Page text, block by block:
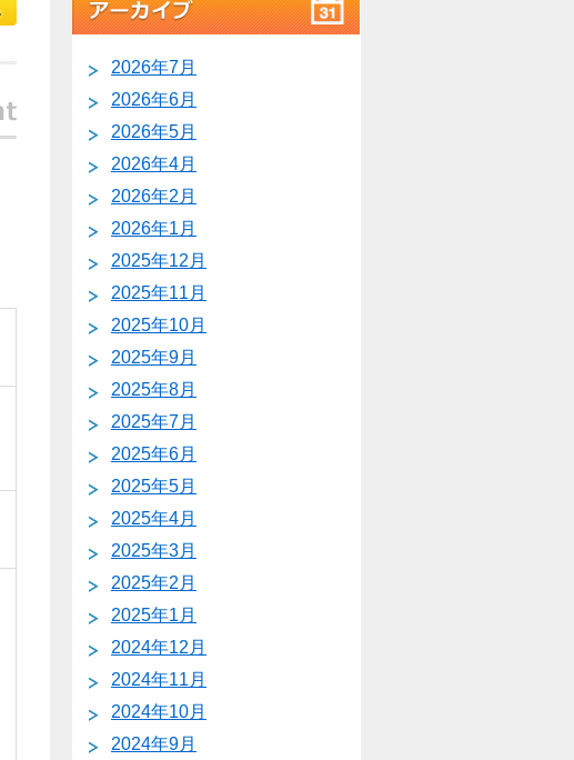
2026年7月
2026年6月
2026年5月
2026年4月
2026年2月
2026年1月
2025年12月
2025年11月
2025年10月
2025年9月
2025年8月
2025年7月
2025年6月
2025年5月
2025年4月
2025年3月
2025年2月
2025年1月
2024年12月
2024年11月
2024年10月
2024年9月